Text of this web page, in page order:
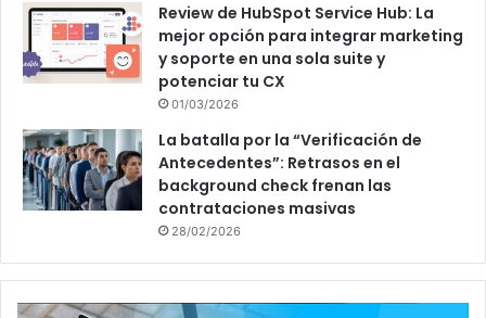
Review de HubSpot Service Hub: La
mejor opción para integrar marketing
y soporte en una sola suite y
potenciar tu CX
01/03/2026
La batalla por la “Verificación de
Antecedentes”: Retrasos en el
background check frenan las
contrataciones masivas
28/02/2026